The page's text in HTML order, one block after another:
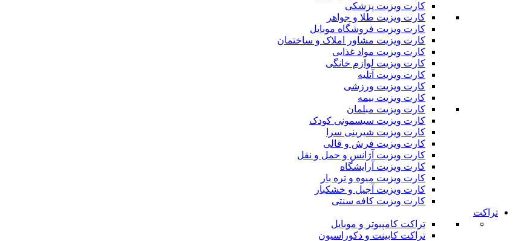
کارت ویزیت پزشکی
کارت ویزیت طلا و جواهر
کارت ویزیت فروشگاه موبایل
کارت ویزیت مشاور املاک و ساختمان
کارت ویزیت مواد غذایی
کارت ویزیت لوازم خانگی
کارت ویزیت آتلیه
کارت ویزیت ورزشی
کارت ویزیت بیمه
کارت ویزیت مبلمان
کارت ویزیت سیسمونی کودک
کارت ویزیت شیرینی سرا
کارت ویزیت فرش و قالی
کارت ویزیت آژانس و حمل و نقل
کارت ویزیت آرایشگاه
کارت ویزیت میوه و تره بار
کارت ویزیت آجیل و خشکبار
کارت ویزیت کافه سنتی
تراکت
تراکت کامپیوتر و موبایل
تراکت کابینت و دکوراسیون